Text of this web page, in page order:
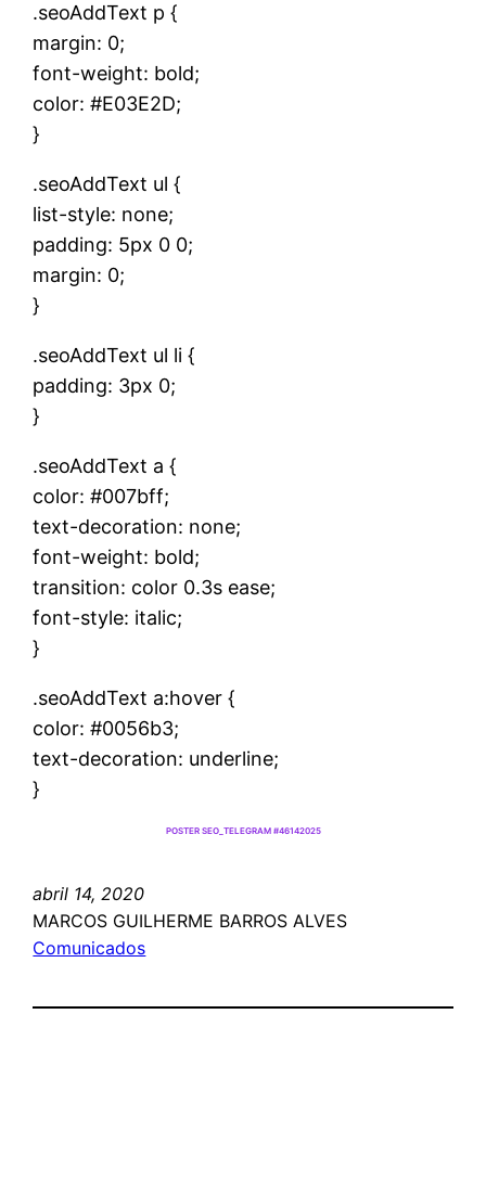
.seoAddText p {
margin: 0;
font-weight: bold;
color: #E03E2D;
}
.seoAddText ul {
list-style: none;
padding: 5px 0 0;
margin: 0;
}
.seoAddText ul li {
padding: 3px 0;
}
.seoAddText a {
color: #007bff;
text-decoration: none;
font-weight: bold;
transition: color 0.3s ease;
font-style: italic;
}
.seoAddText a:hover {
color: #0056b3;
text-decoration: underline;
}
POSTER SEO_TELEGRAM #46142025
abril 14, 2020
MARCOS GUILHERME BARROS ALVES
Comunicados